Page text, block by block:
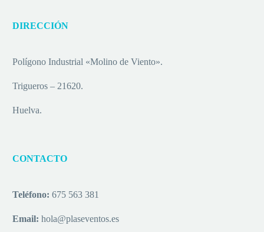
DIRECCIÓN
Polígono Industrial «Molino de Viento».
Trigueros – 21620.
Huelva.
CONTACTO
Teléfono: 675 563 381
Email: hola@plaseventos.es